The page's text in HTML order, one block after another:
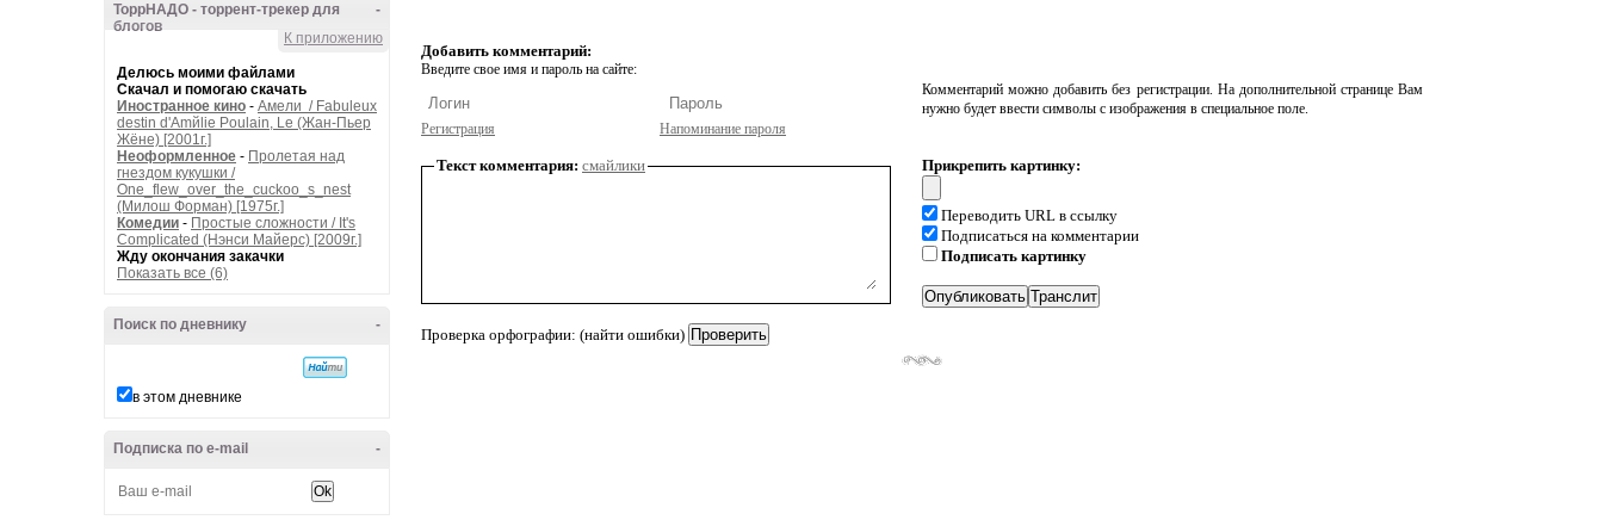
-
ТоррНАДО - торрент-трекер для
блогов
К приложению
Делюсь моими файлами
Скачал и помогаю скачать
Иностранное кино - Амели / Fabuleux
destin d'Amйlie Poulain, Le (Жан-Пьер
Жёне) [2001г.]
Неоформленное - Пролетая над
гнездом кукушки /
One_flew_over_the_cuckoo_s_nest
(Милош Форман) [1975г.]
Комедии - Простые сложности / It's
Complicated (Нэнси Майерс) [2009г.]
Жду окончания закачки
Показать все (6)
-
Поиск по дневнику
в этом дневнике
-
Подписка по e-mail
Добавить комментарий:
Введите свое имя и пароль на сайте:
Регистрация Напоминание пароля
Комментарий можно добавить без регистрации. На дополнительной странице Вам
нужно будет ввести символы с изображения в специальное поле.
Текст комментария: смайлики
Проверка орфографии: (найти ошибки)
Прикрепить картинку:
Переводить URL в ссылку
Подписаться на комментарии
Подписать картинку